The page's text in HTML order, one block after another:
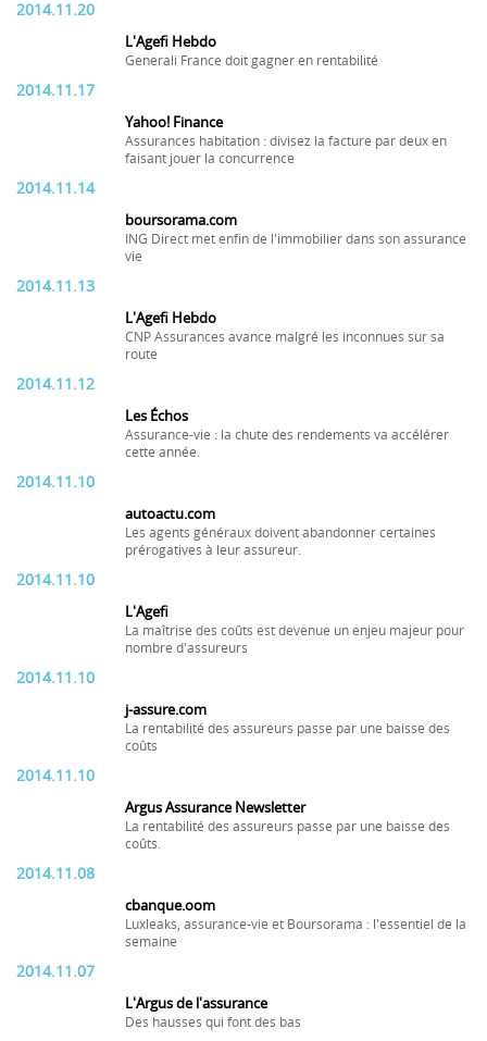
2014.11.20
L'Agefi Hebdo
Generali France doit gagner en rentabilité
2014.11.17
Yahoo! Finance
Assurances habitation : divisez la facture par deux en
faisant jouer la concurrence
2014.11.14
boursorama.com
ING Direct met enfin de l'immobilier dans son assurance
vie
2014.11.13
L'Agefi Hebdo
CNP Assurances avance malgré les inconnues sur sa
route
2014.11.12
Les Échos
Assurance-vie : la chute des rendements va accélérer
cette année.
2014.11.10
autoactu.com
Les agents généraux doivent abandonner certaines
prérogatives à leur assureur.
2014.11.10
L'Agefi
La maîtrise des coûts est devenue un enjeu majeur pour
nombre d'assureurs
2014.11.10
j-assure.com
La rentabilité des assureurs passe par une baisse des
coûts
2014.11.10
Argus Assurance Newsletter
La rentabilité des assureurs passe par une baisse des
coûts.
2014.11.08
cbanque.oom
Luxleaks, assurance-vie et Boursorama : l'essentiel de la
semaine
2014.11.07
L'Argus de l'assurance
Des hausses qui font des bas